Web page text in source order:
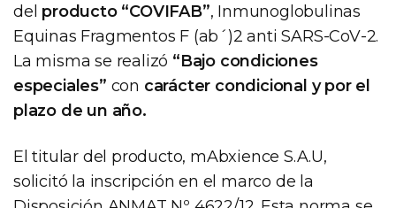
del producto “COVIFAB”, Inmunoglobulinas
Equinas Fragmentos F (ab´)2 anti SARS-CoV-2.
La misma se realizó “Bajo condiciones
especiales” con carácter condicional y por el
plazo de un año.
El titular del producto, mAbxience S.A.U,
solicitó la inscripción en el marco de la